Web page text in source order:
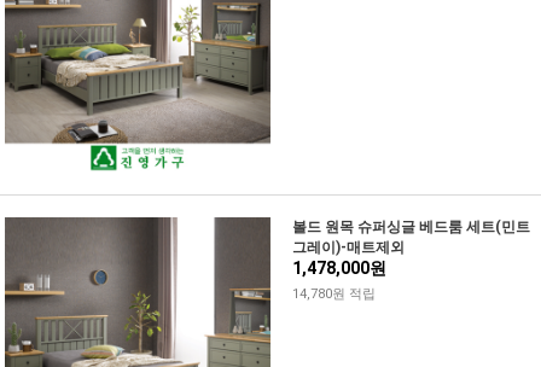
볼드 원목 슈퍼싱글 베드룸 세트(민트
그레이)-매트제외
1,478,000원
14,780원 적립